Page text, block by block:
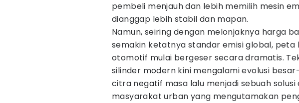
pembeli menjauh dan lebih memilih mesin
dianggap lebih stabil dan mapan.
Namun, seiring dengan melonjaknya harga
semakin ketatnya standar emisi global, peta
otomotif mulai bergeser secara dramatis.
silinder modern kini mengalami evolusi
citra negatif masa lalu menjadi sebuah
masyarakat urban yang mengutamakan